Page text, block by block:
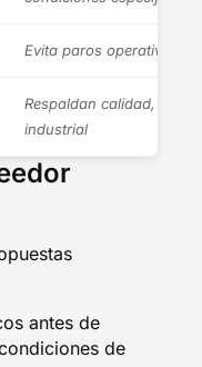
Evita paros operativos
Respaldan calidad,
industrial
antes de
de